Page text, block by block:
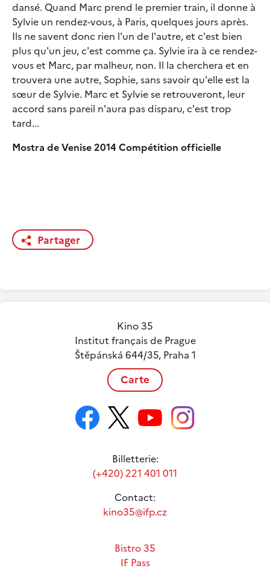
dansé. Quand Marc prend le premier train, il donne à
Sylvie un rendez-vous, à Paris, quelques jours après.
Ils ne savent donc rien l'un de l'autre, et c'est bien
plus qu'un jeu, c'est comme ça. Sylvie ira à ce rendez-
vous et Marc, par malheur, non. Il la cherchera et en
trouvera une autre, Sophie, sans savoir qu'elle est la
sœur de Sylvie. Marc et Sylvie se retrouveront, leur
accord sans pareil n'aura pas disparu, c'est trop
tard...
Mostra de Venise 2014 Compétition officielle
Partager
Kino 35
Institut français de Prague
Štěpánská 644/35, Praha 1
Carte
Billetterie:
(+420) 221 401 011
Contact:
kino35@ifp.cz
Bistro 35
IF Pass